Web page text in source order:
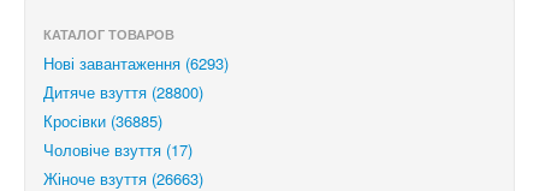
КАТАЛОГ ТОВАРОВ
Нові завантаження (6293)
Дитяче взуття (28800)
Кросівки (36885)
Чоловіче взуття (17)
Жіноче взуття (26663)